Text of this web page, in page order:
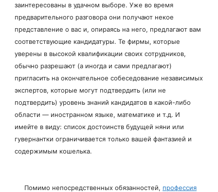
заинтересованы в удачном выборе. Уже во время
предварительного разговора они получают некое
представление о вас и, опираясь на него, предлагают вам
соответствующие кандидатуры. Те фирмы, которые
уверены в высокой квалификации своих сотрудников,
обычно разрешают (а иногда и сами предлагают)
пригласить на окончательное собеседование независимых
экспертов, которые могут подтвердить (или не
подтвердить) уровень знаний кандидатов в какой-либо
области — иностранном языке, математике и т.д. И
имейте в виду: список достоинств будущей няни или
гувернантки ограничивается только вашей фантазией и
содержимым кошелька.
Помимо непосредственных обязанностей, профессия